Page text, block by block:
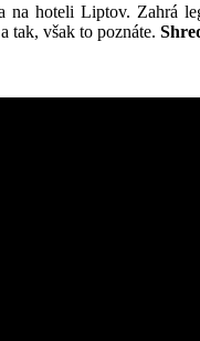
na hoteli Liptov. Zahrá
tak, však to poznáte.